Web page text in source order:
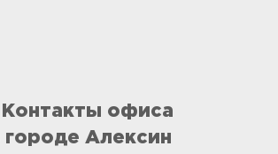
Контакты офиса
городе Алексин